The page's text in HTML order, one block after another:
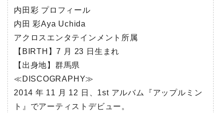
内田彩 プロフィール
内田 彩Aya Uchida
アクロスエンタテインメント所属
【BIRTH】7 月 23 日生まれ
【出身地】群馬県
≪DISCOGRAPHY≫
2014 年 11 月 12 日、1st アルバム『アップルミン
ト』でアーティストデビュー。